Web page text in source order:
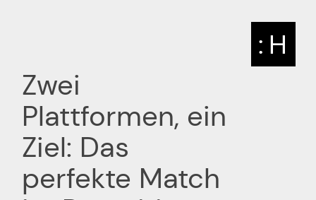
: H
Zwei
Plattformen, ein
Ziel: Das
perfekte Match